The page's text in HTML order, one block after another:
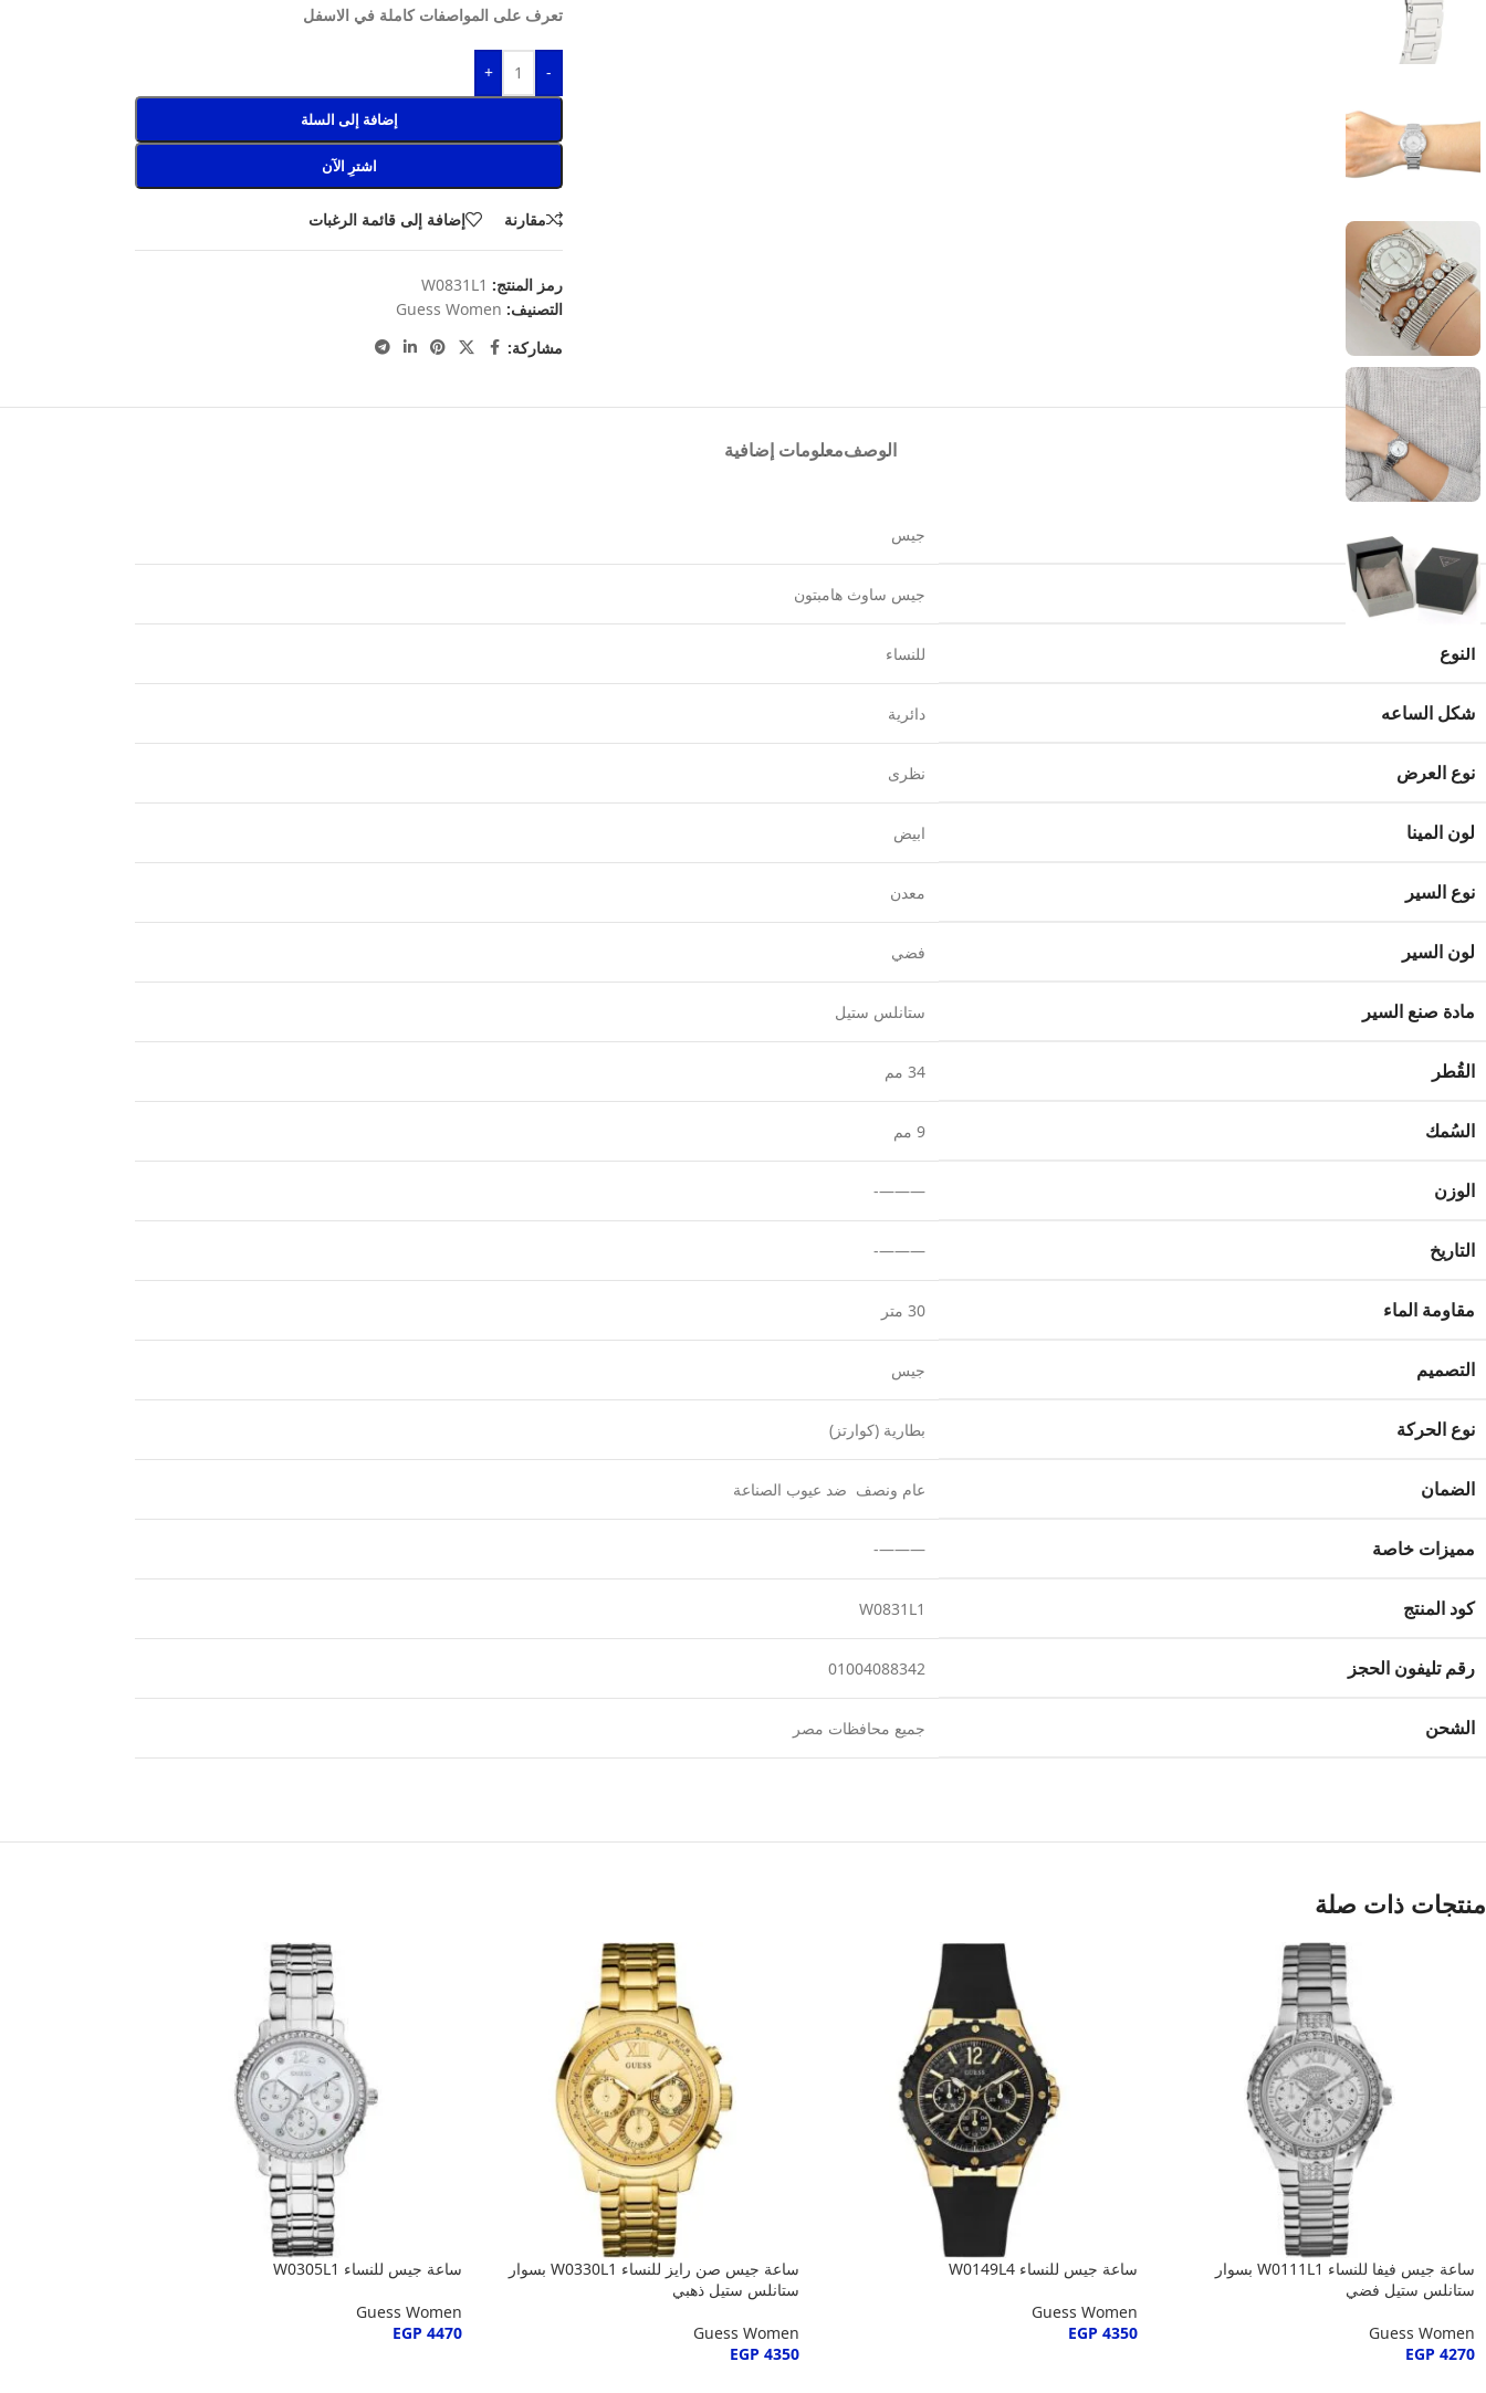
تعرف على المواصفات كاملة في الاسفل
-
+
إضافة إلى السلة
اشترِ الآن
مقارنة إضافة إلى قائمة الرغبات
رمز المنتج: W0831L1
التصنيف: Guess Women
مشاركة:
الوصفمعلومات إضافية
جيس
نوع الموديل جيس ساوث هامبتون
النوع للنساء
شكل الساعه دائرية
نوع العرض نظرى
لون المينا ابيض
نوع السير معدن
لون السير فضي
مادة صنع السير ستانلس ستيل
القُطر 34 مم
السُمك 9 مم
الوزن ———-
التاريخ ———-
مقاومة الماء 30 متر
التصميم جيس
نوع الحركة بطارية (كوارتز)
الضمان عام ونصف ضد عيوب الصناعة
مميزات خاصة ———-
كود المنتج W0831L1
رقم تليفون الحجز 01004088342
الشحن جميع محافظات مصر
منتجات ذات صلة
ساعة جيس فيفا للنساء W0111L1 بسوار
ستانلس ستيل فضي
Guess Women
EGP 4270
ساعة جيس للنساء W0149L4
Guess Women
EGP 4350
ساعة جيس صن رايز للنساء W0330L1 بسوار
ستانلس ستيل ذهبي
Guess Women
EGP 4350
ساعة جيس للنساء W0305L1
Guess Women
EGP 4470